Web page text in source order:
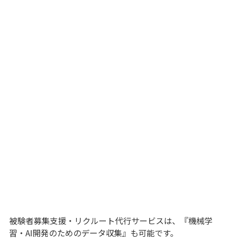
被験者募集支援・リクルート代行サービスは、『機械学
習・AI開発のためのデータ収集』も可能です。